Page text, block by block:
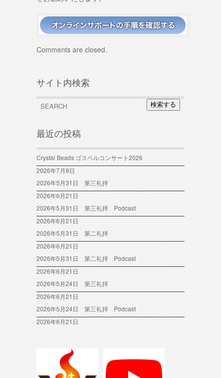
Comments are closed.
サイト内検索
検索する
最近の投稿
Crystal Beads ゴスペルコンサート2026
2026年7月9日
2026年5月31日 第三礼拝
2026年6月21日
2026年5月31日 第三礼拝 Podcast
2026年6月21日
2026年5月31日 第二礼拝
2026年6月21日
2026年5月31日 第二礼拝 Podcast
2026年6月21日
2026年5月24日 第三礼拝
2026年6月21日
2026年5月24日 第三礼拝 Podcast
2026年6月21日